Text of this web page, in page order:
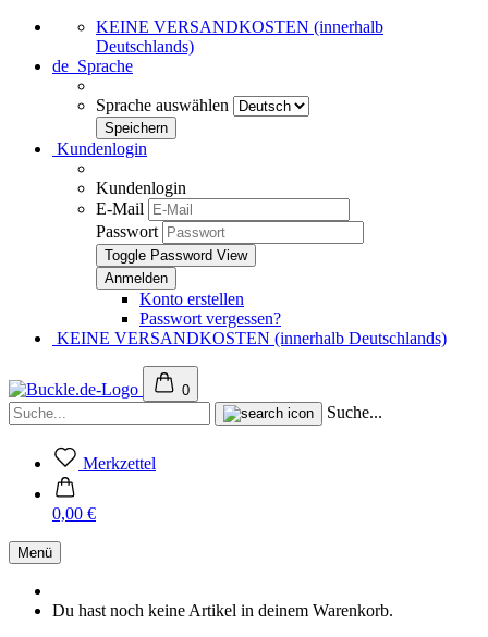
KEINE VERSANDKOSTEN (innerhalb
Deutschlands)
de Sprache
Sprache auswählen
Kundenlogin
Kundenlogin
E-Mail
Passwort
Toggle Password View
Konto erstellen
Passwort vergessen?
KEINE VERSANDKOSTEN (innerhalb Deutschlands)
0
Suche...
Merkzettel
0,00 €
Menü
Du hast noch keine Artikel in deinem Warenkorb.